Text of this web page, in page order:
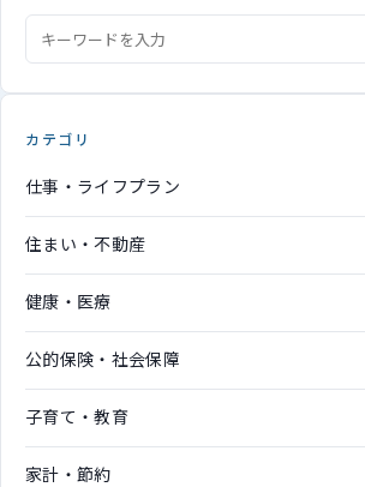
カテゴリ
仕事・ライフプラン
住まい・不動産
健康・医療
公的保険・社会保障
子育て・教育
家計・節約